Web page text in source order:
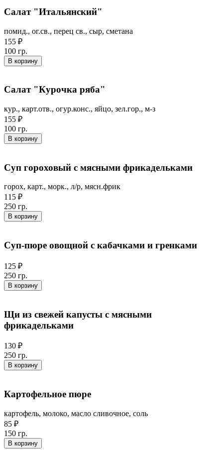
Салат "Итальянский"
помид., ог.св., перец св., сыр, сметана
155 ₽
100 гр.
В корзину
Салат "Курочка ряба"
кур., карт.отв., огур.конс., яйцо, зел.гор., м-з
155 ₽
100 гр.
В корзину
Суп гороховый с мясными фрикадельками
горох, карт., морк., л/р, мясн.фрик
115 ₽
250 гр.
В корзину
Суп-пюре овощной с кабачками и гренками
125 ₽
250 гр.
В корзину
Щи из свежей капусты с мясными
фрикадельками
130 ₽
250 гр.
В корзину
Картофельное пюре
картофель, молоко, масло сливочное, соль
85 ₽
150 гр.
В корзину